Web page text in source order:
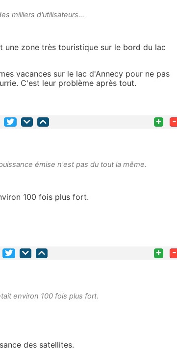
milliers d'utilisateurs...
une zone très touristique sur le bord du lac
vacances sur le lac d'Annecy pour ne pas
C'est leur problème après tout.
+ -
émise n'est pas du tout la même.
100 fois plus fort.
+ -
environ 100 fois plus fort.
des satellites.